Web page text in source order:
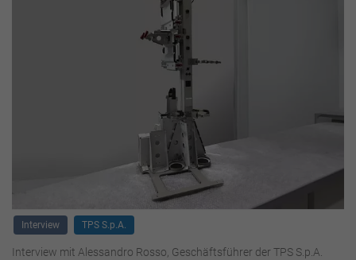
Interview TPS S.p.A.
Interview mit Alessandro Rosso, Geschäftsführer der TPS S.p.A.